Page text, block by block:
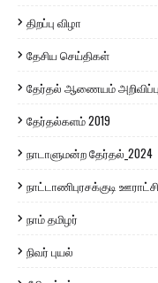
திறப்பு விழா
தேசிய செய்திகள்
தேர்தல் ஆணையம்
தேர்தல்களம் 2019
நாடாளுமன்ற தேர்தல்_2024
நாட்டாணிபுரசக்குடி ஊராட்சி
நாம் தமிழர்
நிவர் புயல்